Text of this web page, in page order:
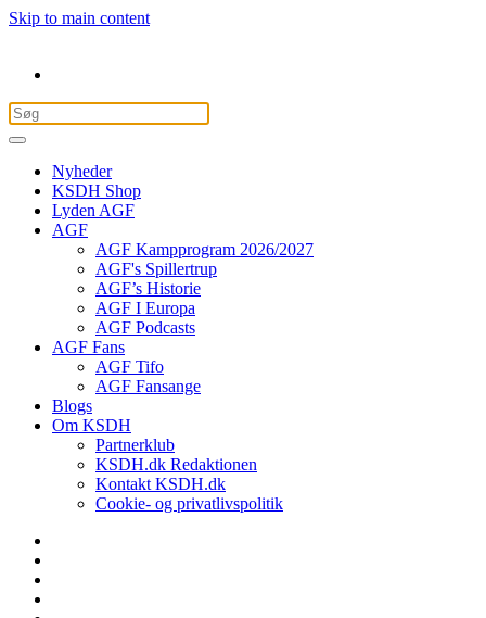
Skip to main content
Nyheder
KSDH Shop
Lyden AGF
AGF
AGF Kampprogram 2026/2027
AGF's Spillertrup
AGF’s Historie
AGF I Europa
AGF Podcasts
AGF Fans
AGF Tifo
AGF Fansange
Blogs
Om KSDH
Partnerklub
KSDH.dk Redaktionen
Kontakt KSDH.dk
Cookie- og privatlivspolitik